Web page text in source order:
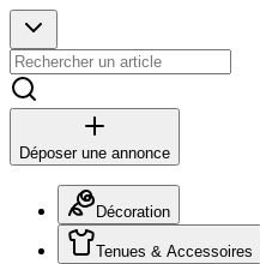
Déposer une annonce
Décoration
Tenues & Accessoires